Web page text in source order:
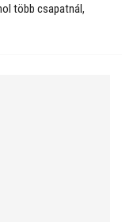
több csapatnál,